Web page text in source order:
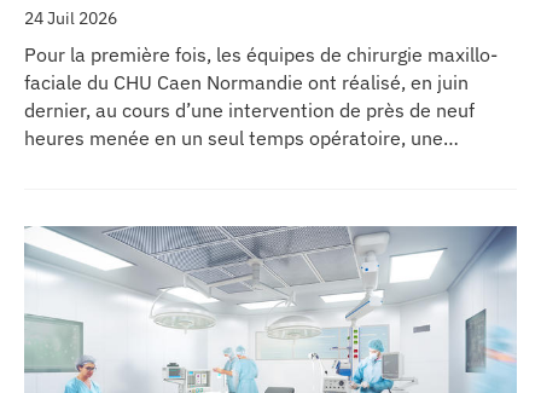
24 Juil 2026
Pour la première fois, les équipes de chirurgie maxillo-
faciale du CHU Caen Normandie ont réalisé, en juin
dernier, au cours d’une intervention de près de neuf
heures menée en un seul temps opératoire, une